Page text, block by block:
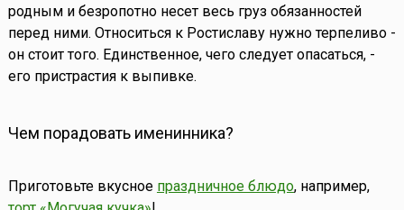
родным и безропотно несет весь груз обязанностей
перед ними. Относиться к Ростиславу нужно терпеливо -
он стоит того. Единственное, чего следует опасаться, -
его пристрастия к выпивке.
Чем порадовать именинника?
Приготовьте вкусное праздничное блюдо, например,